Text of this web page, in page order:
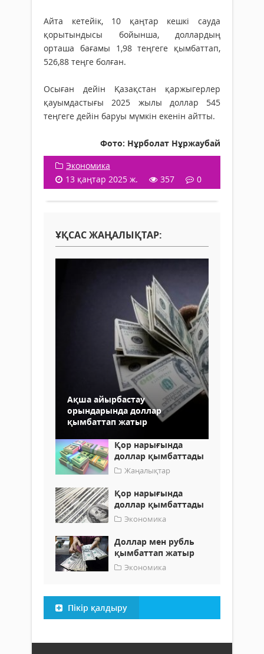
Айта кетейік, 10 қаңтар кешкі сауда
қорытындысы бойынша, доллардың
орташа бағамы 1,98 теңгеге қымбаттап,
526,88 теңге болған.
Осыған дейін Қазақстан қаржыгерлер
қауымдастығы 2025 жылы доллар 545
теңгеге дейін баруы мүмкін екенін айтты.
Фото: Нұрболат Нұржаубай
Экономика
13 қаңтар 2025 ж.
357 0
ҰҚСАС ЖАҢАЛЫҚТАР:
Ақша айырбастау
орындарында доллар
қымбаттап жатыр
Қор нарығында
доллар қымбаттады
Жаңалықтар
Қор нарығында
доллар қымбаттады
Экономика
Доллар мен рубль
қымбаттап жатыр
Экономика
Пікір қалдыру